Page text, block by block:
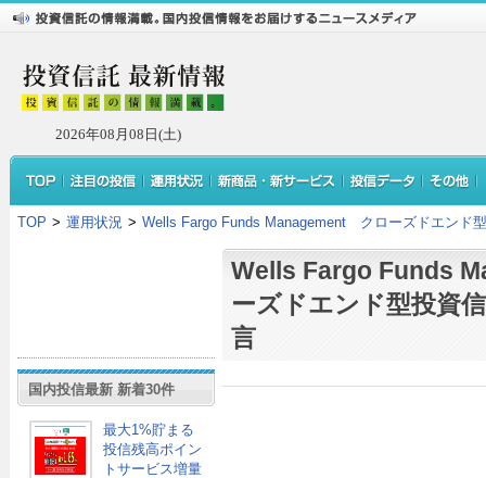
2026年08月08日(土)
TOP > 運用状況 > Wells Fargo Funds Management クローズドエンド
国内投信最新 新着30件
最大1%貯まる
投信残高ポイン
トサービス増量
Wells Fargo Funds
ーズドエンド型投資
言